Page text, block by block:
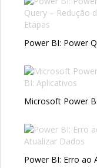
Power BI: Power
Microsoft Power
Power BI: Erro ao